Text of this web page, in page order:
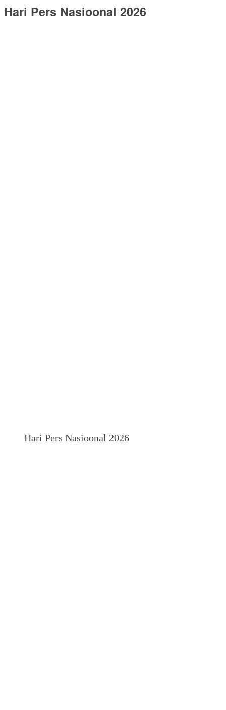
Hari Pers Nasioonal 2026
Hari Pers Nasioonal 2026